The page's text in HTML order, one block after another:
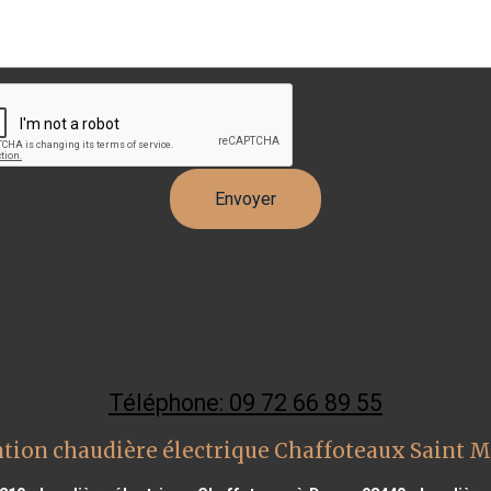
Téléphone: 09 72 66 89 55
chaudière électrique Chaffoteaux Saint